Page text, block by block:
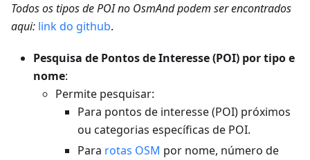
Todos os tipos de POI no OsmAnd podem ser encontrados
aqui: link do github.
Pesquisa de Pontos de Interesse (POI) por tipo e
nome:
Permite pesquisar:
Para pontos de interesse (POI) próximos
ou categorias específicas de POI.
Para rotas OSM por nome, número de